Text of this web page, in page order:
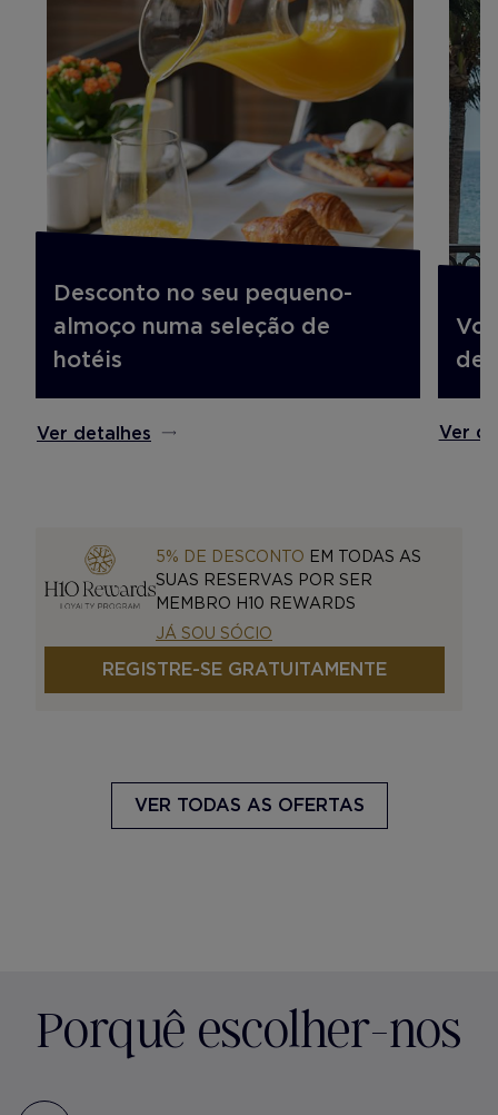
Desconto no seu pequeno-
almoço numa seleção de
hotéis
Ver detalhes Ver
5% DE DESCONTO EM TODAS AS
SUAS RESERVAS POR SER
MEMBRO H10 REWARDS
JÁ SOU SÓCIO
REGISTRE-SE GRATUITAMENTE
VER TODAS AS OFERTAS
Porquê escolher-nos